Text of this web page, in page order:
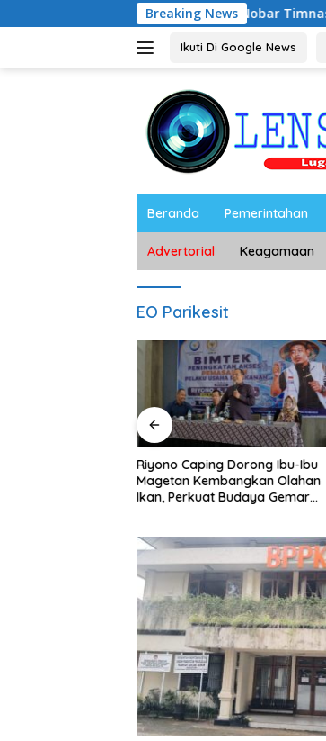
ke
Breaking News
Riyono Caping Nobar Timnas Indonesia
Ikuti Di Google News
Beranda Pemerintahan
Advertorial Keagamaan
EO Parikesit
Riyono Caping Dorong Ibu-Ibu
Magetan Kembangkan Olahan
Ikan, Perkuat Budaya Gemar